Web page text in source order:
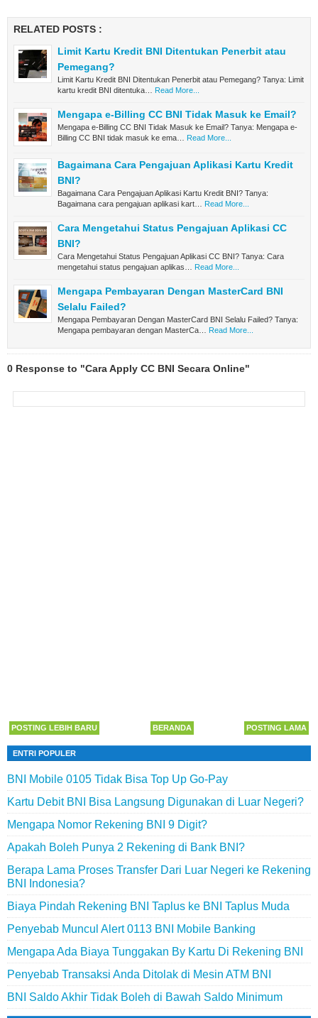
RELATED POSTS :
Limit Kartu Kredit BNI Ditentukan Penerbit atau
Pemegang?
Limit Kartu Kredit BNI Ditentukan Penerbit atau Pemegang? Tanya: Limit
kartu kredit BNI ditentuka…
Read More...
Mengapa e-Billing CC BNI Tidak Masuk ke Email?
Mengapa e-Billing CC BNI Tidak Masuk ke Email? Tanya: Mengapa e-
Billing CC BNI tidak masuk ke ema…
Read More...
Bagaimana Cara Pengajuan Aplikasi Kartu Kredit
BNI?
Bagaimana Cara Pengajuan Aplikasi Kartu Kredit BNI? Tanya:
Bagaimana cara pengajuan aplikasi kart…
Read More...
Cara Mengetahui Status Pengajuan Aplikasi CC
BNI?
Cara Mengetahui Status Pengajuan Aplikasi CC BNI? Tanya: Cara
mengetahui status pengajuan aplikas…
Read More...
Mengapa Pembayaran Dengan MasterCard BNI
Selalu Failed?
Mengapa Pembayaran Dengan MasterCard BNI Selalu Failed? Tanya:
Mengapa pembayaran dengan MasterCa…
Read More...
0 Response to "Cara Apply CC BNI Secara Online"
POSTING LEBIH BARU POSTING LAMA
BERANDA
ENTRI POPULER
BNI Mobile 0105 Tidak Bisa Top Up Go-Pay
Kartu Debit BNI Bisa Langsung Digunakan di Luar Negeri?
Mengapa Nomor Rekening BNI 9 Digit?
Apakah Boleh Punya 2 Rekening di Bank BNI?
Berapa Lama Proses Transfer Dari Luar Negeri ke Rekening
BNI Indonesia?
Biaya Pindah Rekening BNI Taplus ke BNI Taplus Muda
Penyebab Muncul Alert 0113 BNI Mobile Banking
Mengapa Ada Biaya Tunggakan By Kartu Di Rekening BNI
Penyebab Transaksi Anda Ditolak di Mesin ATM BNI
BNI Saldo Akhir Tidak Boleh di Bawah Saldo Minimum